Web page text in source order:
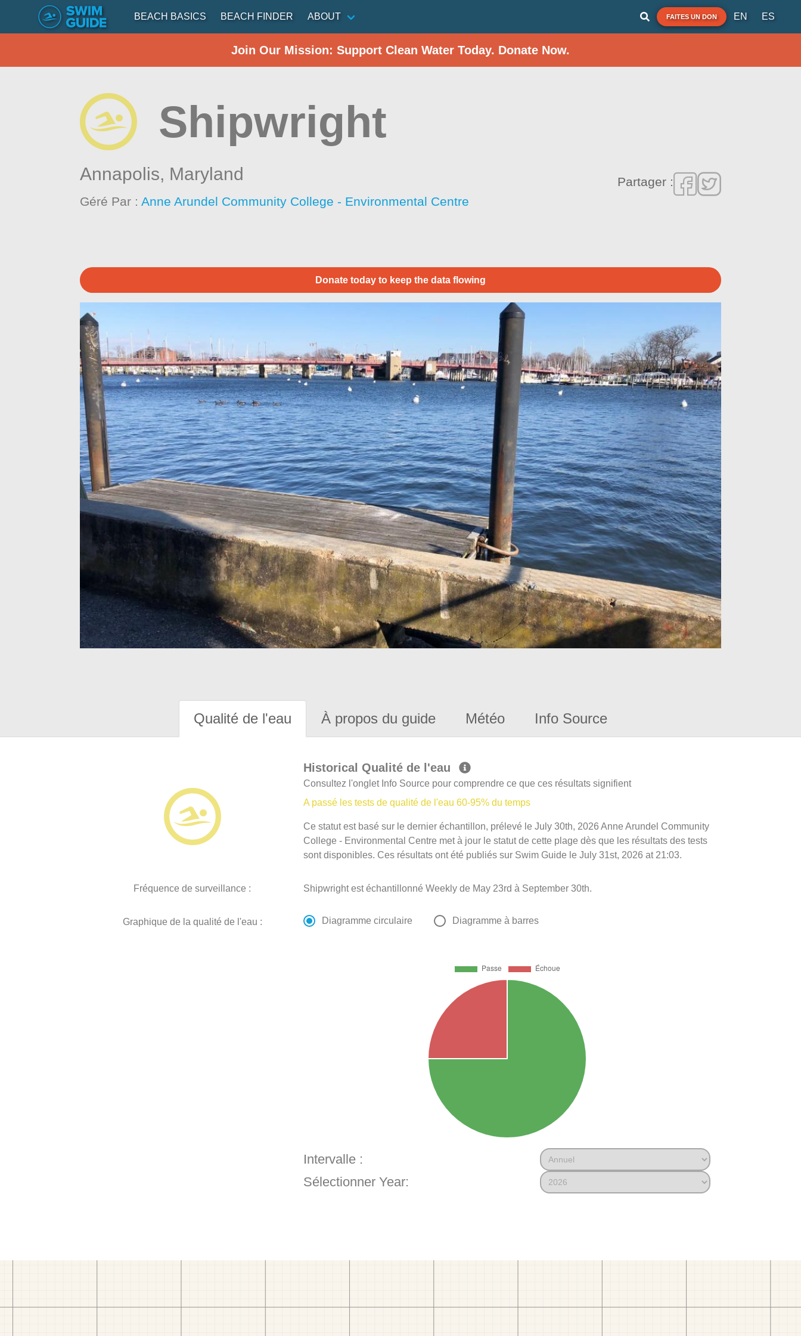
BEACH BASICS BEACH FINDER ABOUT FAITES UN DON EN ES
Join Our Mission: Support Clean Water Today. Donate Now.
Shipwright
Annapolis, Maryland
Géré Par :Anne Arundel Community College - Environmental Centre
Partager :
Donate today to keep the data flowing
Qualité de l'eau À propos du guide Météo Info Source
Historical Qualité de l'eau
Consultez l'onglet Info Source pour comprendre ce que ces résultats signifient
A passé les tests de qualité de l'eau 60-95% du temps
Ce statut est basé sur le dernier échantillon, prélevé le July 30th, 2026 Anne Arundel Community
College - Environmental Centre met à jour le statut de cette plage dès que les résultats des tests
sont disponibles. Ces résultats ont été publiés sur Swim Guide le July 31st, 2026 at 21:03.
Fréquence de surveillance : Shipwright est échantillonné Weekly de May 23rd à September 30th.
Graphique de la qualité de l'eau : Diagramme circulaire Diagramme à barres
Intervalle :
Sélectionner Year: